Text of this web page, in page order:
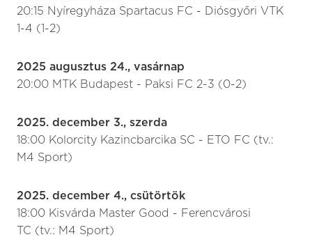
20:15 Nyíregyháza Spartacus FC - Diósgyőri VTK
1-4 (1-2)
2025 augusztus 24., vasárnap
20:00 MTK Budapest - Paksi FC 2-3 (0-2)
2025. december 3., szerda
18:00 Kolorcity Kazincbarcika SC - ETO FC (tv.:
M4 Sport)
2025. december 4., csütörtök
18:00 Kisvárda Master Good - Ferencvárosi
TC (tv.: M4 Sport)